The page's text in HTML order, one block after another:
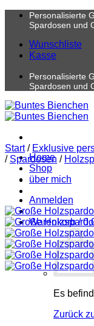
Zum
Personalisierte
Spardosen und
Wunschliste
Kasse
Personalisierte
Spardosen und
Home
Shop
über mich
Anmelden
Warenkorb /
Es
Zurück
Start / Exklusive
/ Spardosen /